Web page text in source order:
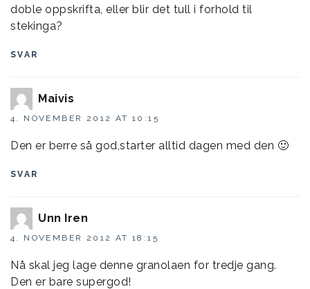
doble oppskrifta, eller blir det tull i forhold til
stekinga?
SVAR
Maivis
4. NOVEMBER 2012 AT 10:15
Den er berre så god,starter alltid dagen med den 🙂
SVAR
Unn Iren
4. NOVEMBER 2012 AT 18:15
Nå skal jeg lage denne granolaen for tredje gang.
Den er bare supergod!